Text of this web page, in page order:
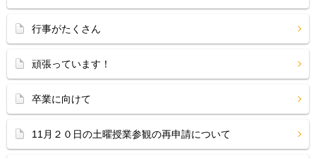
行事がたくさん
頑張っています！
卒業に向けて
11月２０日の土曜授業参観の再申請について